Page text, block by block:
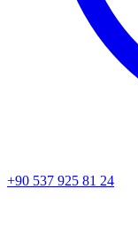
+90 537 925 81 24